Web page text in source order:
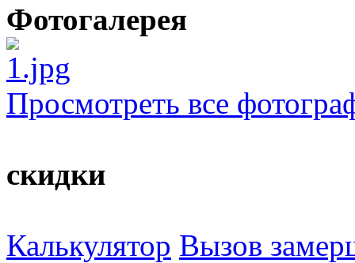
Фотогалерея
Просмотреть все
скидки
Калькулятор Вызов